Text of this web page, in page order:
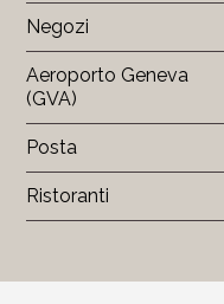
Negozi
Aeroporto Geneva
(GVA)
Posta
Ristoranti